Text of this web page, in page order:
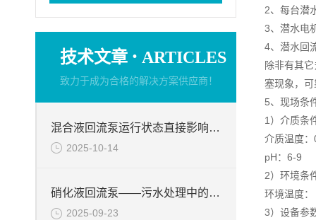
技术文章 · ARTICLES
致力于成为合格的解决方案供应商！
混合液回流泵运行状态直接影响整个工艺流程的稳定性与效率
2025-10-14
硝化液回流泵——污水处理中的关键角色
2025-09-23
2、每台潜
3、潜水电
4、潜水回
除非有其
塞现象，
5、现场条
1）介质条
介质温度
pH：6-9
2）环境条
环境温度
3）设备参